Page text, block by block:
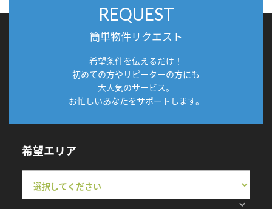
REQUEST
簡単物件リクエスト
希望条件を伝えるだけ！
初めての方やリピーターの方にも
大人気のサービス。
お忙しいあなたをサポートします。
希望エリア